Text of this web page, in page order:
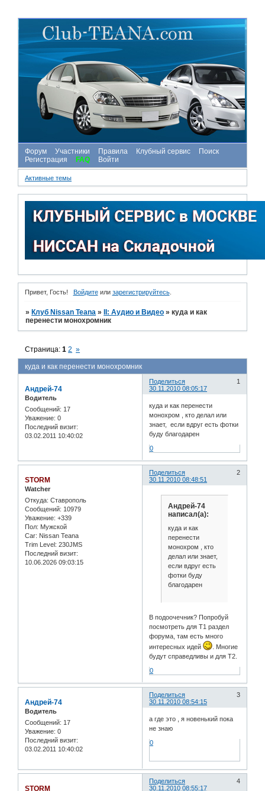
Форум Участники Правила Клубный сервис
Поиск
Регистрация
FAQ Войти
Активные темы
Привет, Гость! Войдитеили зарегистрируйтесь.
» Клуб Nissan Teana » II: Аудио и Bидео »куда и как
перенести монохромник
куда и как перенести монохромник
Страница:1 2 »
Поделиться
1
30.11.2010 08:05:17
Андрей-74
Водитель
Сообщений: 17
Уважение: 0
Последний визит:
03.02.2011 10:40:02
куда и как перенести
монохром , кто делал или
знает, если вдруг есть фотки
буду благодарен
0
Поделиться
2
30.11.2010 08:48:51
STORM
Watcher
Откуда: Ставрополь
Сообщений: 10979
Уважение: +339
Пол: Мужской
Car: Nissan Teana
Trim Level: 230JMS
Последний визит:
10.06.2026 09:03:15
Андрей-74
написал(а):
куда и как
перенести
монохром , кто
делал или знает,
если вдруг есть
фотки буду
благодарен
В подоочечник? Попробуй
посмотреть для Т1 раздел
форума, там есть много
интересных идей
. Многие
будут справедливы и для T2.
0
Поделиться
3
30.11.2010 08:54:15
Андрей-74
Водитель
Сообщений: 17
Уважение: 0
Последний визит:
03.02.2011 10:40:02
а где это , я новенький пока
не знаю
0
Поделиться
4
30.11.2010 08:55:17
STORM